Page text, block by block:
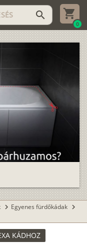
search
0
chevron_right Egyenes fürdőkádak chevron_right
KÁDHOZ